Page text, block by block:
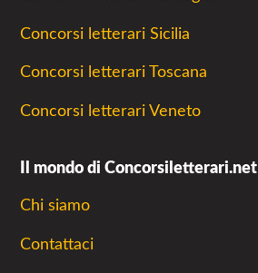
Concorsi letterari Sicilia
Concorsi letterari Toscana
Concorsi letterari Veneto
Il mondo di Concorsiletterari.net
Chi siamo
Contattaci